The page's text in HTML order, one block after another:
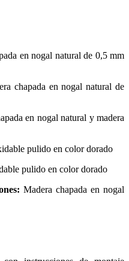
en nogal natural de 0,5 mm
chapada en nogal natural de
en nogal natural y madera
pulido en color dorado
pulido en color dorado
Madera chapada en nogal